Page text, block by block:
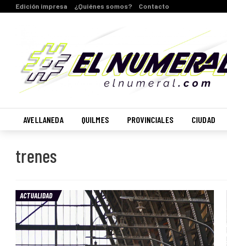
Edición impresa ¿Quiénes somos? Contacto
AVELLANEDA QUILMES PROVINCIALES CIUDAD
trenes
ACTUALIDAD